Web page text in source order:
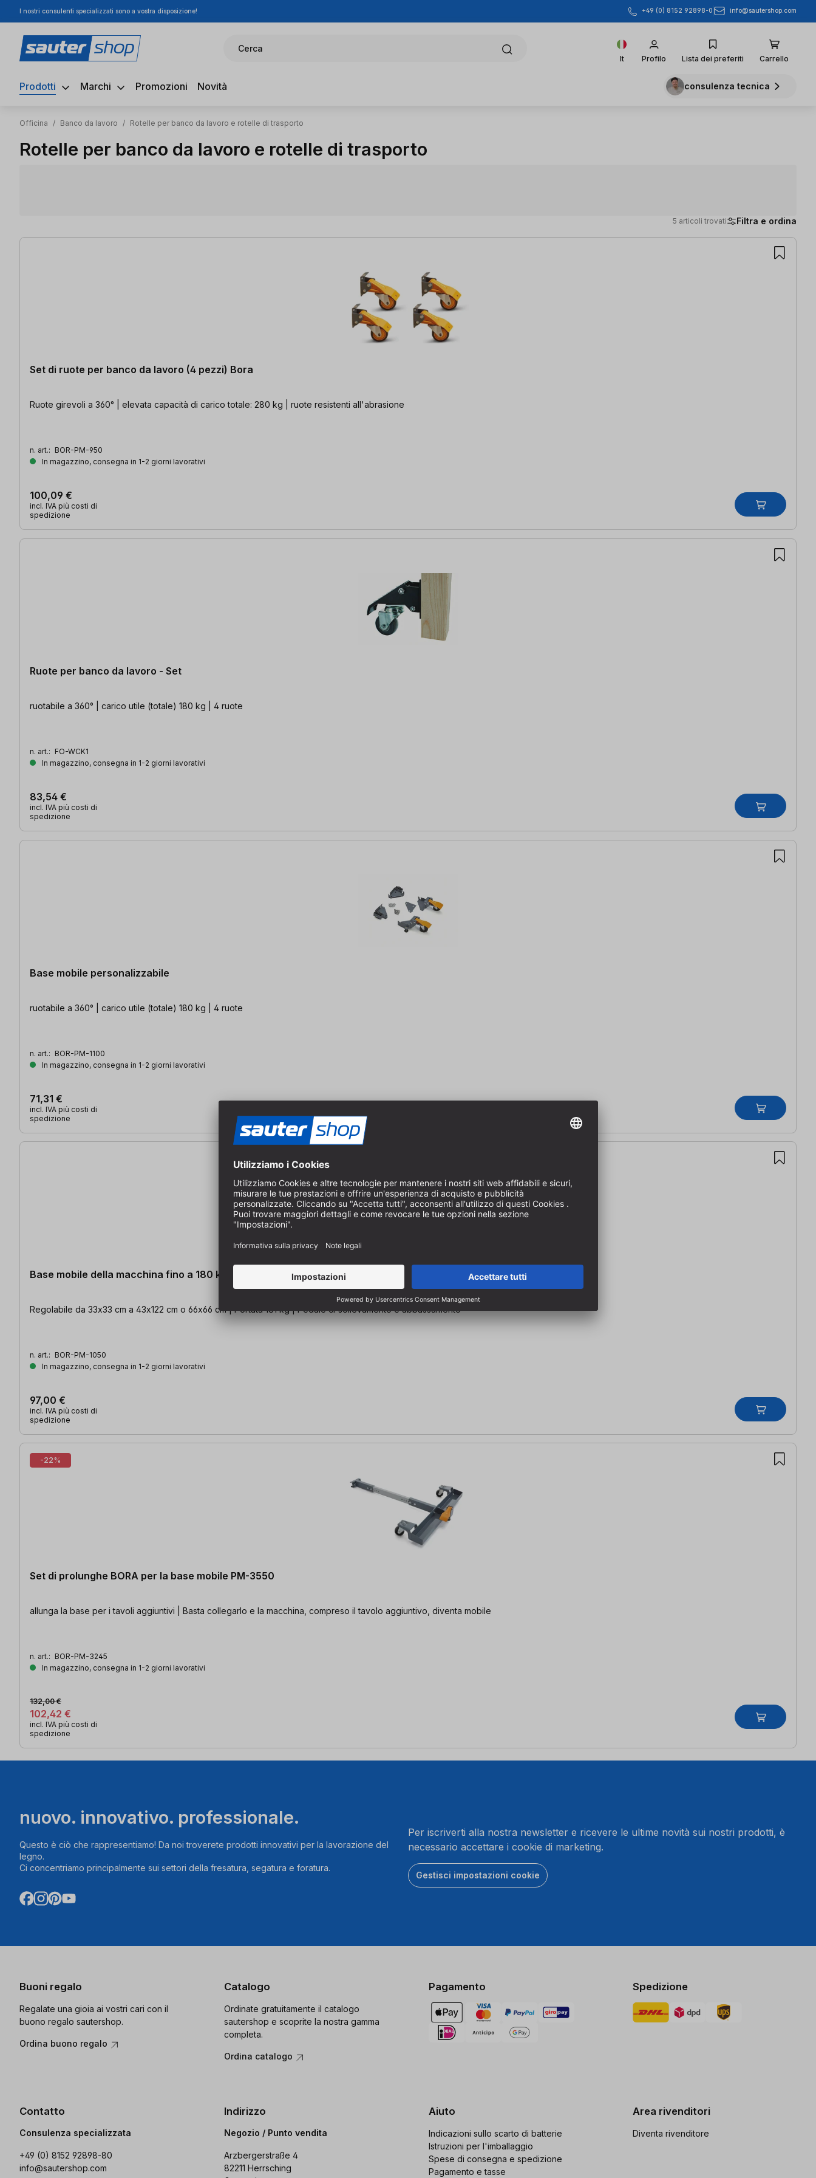
al contenuto principale
Salta alla ricerca
Passa alla navigazione principale
I nostri consulenti specializzati sono a vostra disposizione! +49 (0) 8152 92898-0 info@sautershop.com
Cerca
It Profilo Lista dei preferiti Carrello
Prodotti Marchi Promozioni Novità consulenza tecnica
Officina / Banco da lavoro / Rotelle per banco da lavoro e rotelle di trasporto
Rotelle per banco da lavoro e rotelle di trasporto
5 articoli trovati Filtra e ordina
5 articoli trovati
Set di ruote per banco da lavoro (4 pezzi) Bora
Ruote girevoli a 360° | elevata capacità di carico totale: 280 kg | ruote resistenti all'abrasione
n. art.: BOR-PM-950
In magazzino, consegna in 1-2 giorni lavorativi
100,09 €
incl. IVA più costi di
spedizione
Ruote per banco da lavoro - Set
ruotabile a 360° | carico utile (totale) 180 kg | 4 ruote
n. art.: FO-WCK1
In magazzino, consegna in 1-2 giorni lavorativi
83,54 €
incl. IVA più costi di
spedizione
Base mobile personalizzabile
ruotabile a 360° | carico utile (totale) 180 kg | 4 ruote
n. art.: BOR-PM-1100
In magazzino, consegna in 1-2 giorni lavorativi
71,31 €
incl. IVA più costi di
spedizione
Base mobile della macchina fino a 180 kg
Regolabile da 33x33 cm a 43x122 cm o 66x66 cm | Portata 181 kg | Pedale di sollevamento e abbassamento
n. art.: BOR-PM-1050
In magazzino, consegna in 1-2 giorni lavorativi
97,00 €
incl. IVA più costi di
spedizione
-22%
Set di prolunghe BORA per la base mobile PM-3550
allunga la base per i tavoli aggiuntivi | Basta collegarlo e la macchina, compreso il tavolo aggiuntivo, diventa mobile
n. art.: BOR-PM-3245
In magazzino, consegna in 1-2 giorni lavorativi
102,42 €
132,00 €
incl. IVA più costi di
spedizione
nuovo. innovativo. professionale.
Questo è ciò che rappresentiamo! Da noi troverete prodotti innovativi per la lavorazione del
legno.
Ci concentriamo principalmente sui settori della fresatura, segatura e foratura.
Per iscriverti alla nostra newsletter e ricevere le ultime novità sui nostri prodotti, è
necessario accettare i cookie di marketing.
Gestisci impostazioni cookie
Buoni regalo
Regalate una gioia ai vostri cari con il
buono regalo sautershop.
Ordina buono regalo
Catalogo
Ordinate gratuitamente il catalogo
sautershop e scoprite la nostra gamma
completa.
Ordina catalogo
Pagamento Spedizione
Contatto
Consulenza specializzata
+49 (0) 8152 92898-80
info@sautershop.com
Indirizzo
Negozio / Punto vendita
Arzbergerstraße 4
82211 Herrsching
Aiuto
Indicazioni sullo scarto di batterie
Istruzioni per l'imballaggio
Spese di consegna e spedizione
Pagamento e tasse
Area rivenditori
Diventa rivenditore